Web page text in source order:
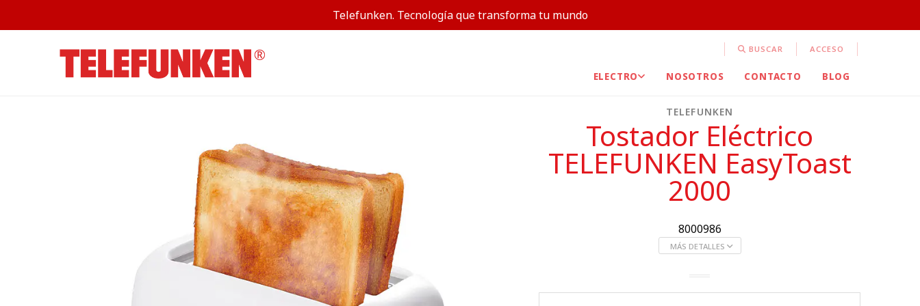
Telefunken. Tecnología que transforma tu mundo
BUSCAR ACCESO
ELECTRO NOSOTROS CONTACTO BLOG
TELEFUNKEN
Tostador Eléctrico
TELEFUNKEN EasyToast
2000
8000986
MÁS DETALLES